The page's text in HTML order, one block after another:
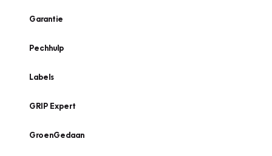
Garantie
Pechhulp
Labels
GRIP Expert
GroenGedaan